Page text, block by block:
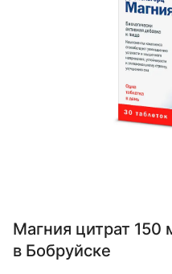
Магния цитрат
в Бобруйске